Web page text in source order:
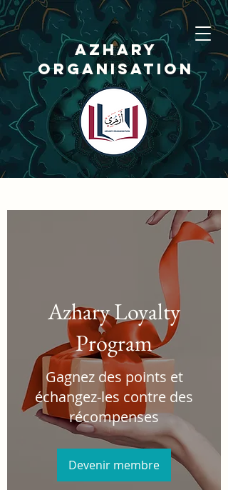
AZHARY
ORGANISATION
Organisation
مُـــؤسَّــسَــــةُ أزهَــــــــــــــرِي
Azhary Loyalty
Program
Gagnez des points et
échangez-les contre des
récompenses
Devenir membre